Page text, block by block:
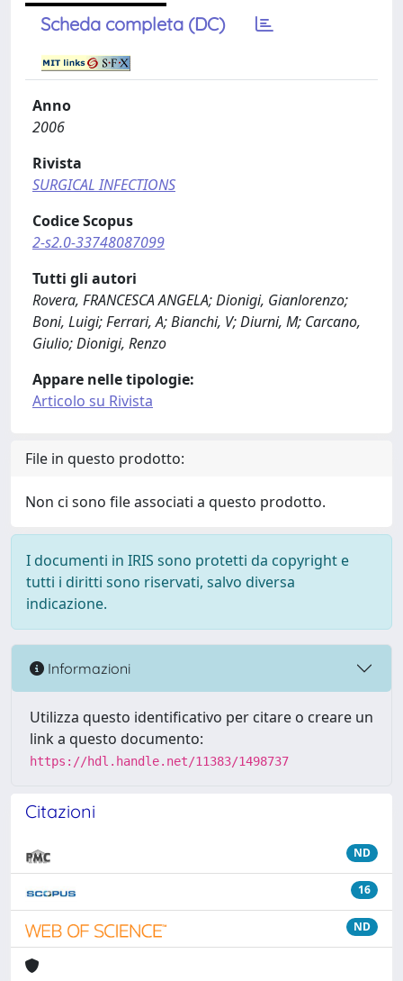
Scheda completa (DC)
Anno
2006
Rivista
SURGICAL INFECTIONS
Codice Scopus
2-s2.0-33748087099
Tutti gli autori
Rovera, FRANCESCA ANGELA; Dionigi, Gianlorenzo;
Boni, Luigi; Ferrari, A; Bianchi, V; Diurni, M; Carcano,
Giulio; Dionigi, Renzo
Appare nelle tipologie:
Articolo su Rivista
File in questo prodotto:
Non ci sono file associati a questo prodotto.
I documenti in IRIS sono protetti da copyright e
tutti i diritti sono riservati, salvo diversa
indicazione.
Informazioni
Utilizza questo identificativo per citare o creare un
link a questo documento:
https://hdl.handle.net/11383/1498737
Citazioni
ND
16
ND